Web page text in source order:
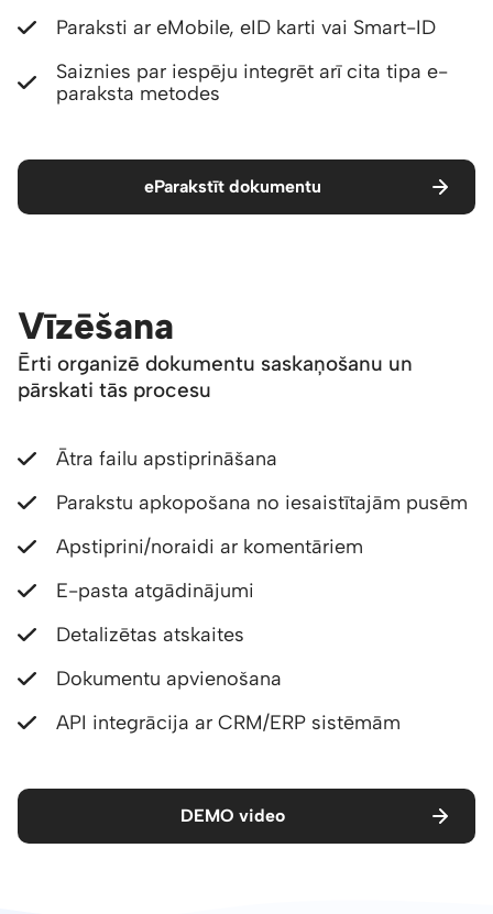
Paraksti ar eMobile, eID karti vai Smart-ID
Saiznies par iespēju integrēt arī cita tipa e-
paraksta metodes
eParakstīt dokumentu
Ātra failu apstiprināšana
Parakstu apkopošana no iesaistītajām pusēm
Apstiprini/noraidi ar komentāriem
E-pasta atgādinājumi
Detalizētas atskaites
Dokumentu apvienošana
API integrācija ar CRM/ERP sistēmām
DEMO video
Vīzēšana
Ērti organizē dokumentu saskaņošanu un
pārskati tās procesu